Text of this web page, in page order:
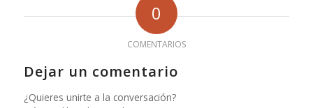
0
COMENTARIOS
Dejar un comentario
¿Quieres unirte a la conversación?